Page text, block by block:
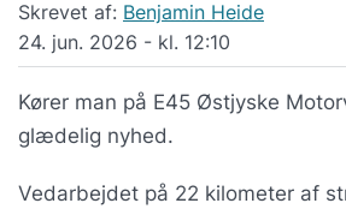
Skrevet af: Benjamin Heide
24. jun. 2026 - kl. 12:10
Kører man på E45 Østjyske
glædelig nyhed.
Vedarbejdet på 22 kilometer af